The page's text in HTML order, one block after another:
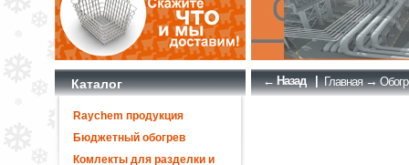
Каталог
Raychem продукция
Бюджетный обогрев
Комлекты для разделки и
← Назад | Главная→